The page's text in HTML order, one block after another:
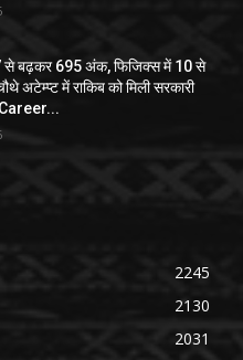
से बढ़कर 695 अंक, फिजिक्स में 10 से
अटेम्प्ट में राकिब को मिली सरकारी
2245
2130
2031